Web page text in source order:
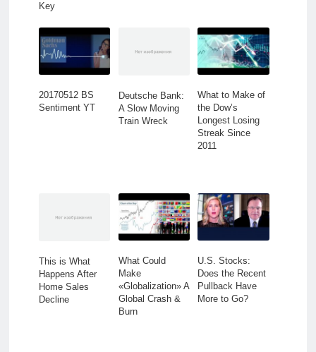
Key
20170512 BS
Sentiment YT
Deutsche Bank:
A Slow Moving
Train Wreck
What to Make of
the Dow’s
Longest Losing
Streak Since
2011
This is What
Happens After
Home Sales
Decline
What Could
Make
«Globalization» A
Global Crash &
Burn
U.S. Stocks:
Does the Recent
Pullback Have
More to Go?